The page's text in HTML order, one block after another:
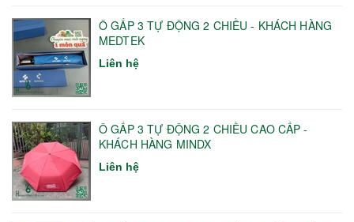
Ô GẤP 3 TỰ ĐỘNG 2 CHIỀU - KHÁCH HÀNG
MEDTEK
Liên hệ
Ô GẤP 3 TỰ ĐỘNG 2 CHIỀU CAO CẤP -
KHÁCH HÀNG MINDX
Liên hệ